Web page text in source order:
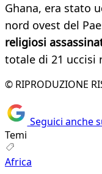
Ghana, era stato
nord ovest del
religiosi
totale di 21 uccisi
© RIPRODUZIONE
Seguici anche
Temi
Africa